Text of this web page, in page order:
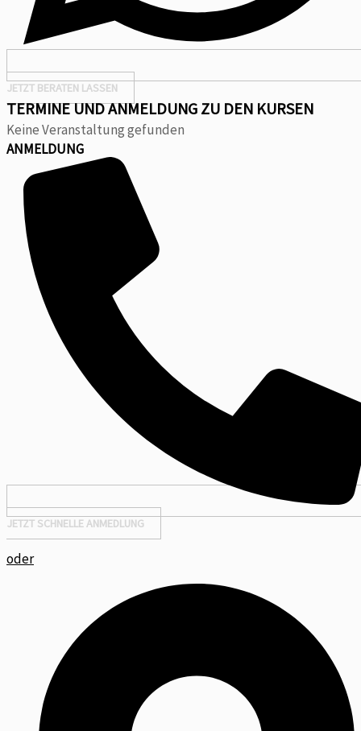
JETZT BERATEN LASSEN
TERMINE UND ANMELDUNG ZU DEN KURSEN
Keine Veranstaltung gefunden
ANMELDUNG
JETZT SCHNELLE ANMEDLUNG
oder